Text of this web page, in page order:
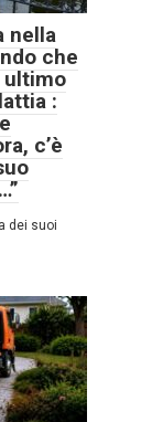
nella
che
ultimo
:
c’è
dei suoi